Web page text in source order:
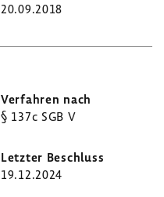
20.09.2018
§ 137c SGB V
19.12.2024